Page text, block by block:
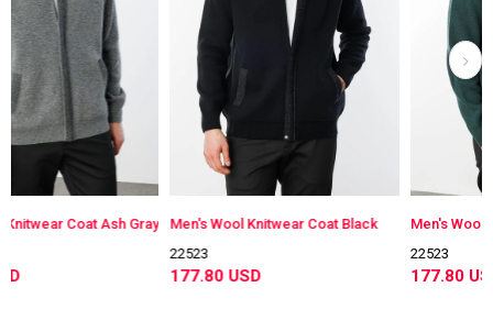
Ash Gray
Men's Wool Knitwear Coat Black
177.80 USD
Men's Wool Knitwear
177.80 USD